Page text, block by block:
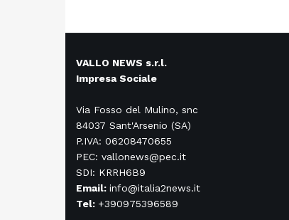
VALLO NEWS s.r.l.
Impresa Sociale
Via Fosso del Mulino, snc
84037 Sant'Arsenio (SA)
P.IVA: 06208470655
PEC: vallonews@pec.it
SDI: KRRH6B9
Email: info@italia2news.it
Tel: +390975396589